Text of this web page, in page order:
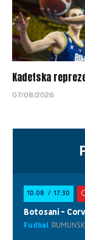
Kadetska
07/08/2026